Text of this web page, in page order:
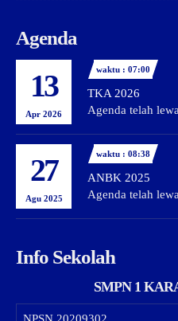
Agenda
13
Apr 2026
waktu : 07:00
TKA 2026
Agenda telah
27
Agu 2025
waktu : 08:38
ANBK 2025
Agenda telah
Info Sekolah
SMPN 1